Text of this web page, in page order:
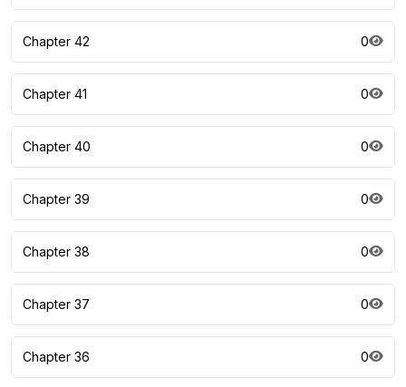
Chapter 42 0
Chapter 41 0
Chapter 40 0
Chapter 39 0
Chapter 38 0
Chapter 37 0
Chapter 36 0